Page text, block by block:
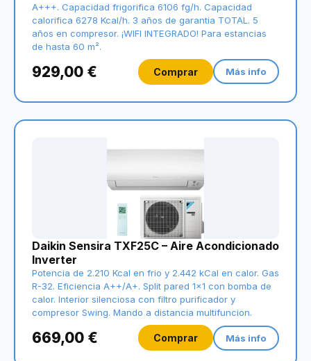
A+++. Capacidad frigorifica 6106 fg/h. Capacidad
calorifica 6278 Kcal/h. 3 años de garantia TOTAL. 5
años en compresor. ¡WIFI INTEGRADO! Para estancias
de hasta 60 m².
929,00 € Comprar Más info
Daikin Sensira TXF25C – Aire Acondicionado
Inverter
Potencia de 2.210 Kcal en frio y 2.442 kCal en calor. Gas
R-32. Eficiencia A++/A+. Split pared 1x1 con bomba de
calor. Interior silenciosa con filtro purificador y
compresor Swing. Mando a distancia multifuncion.
669,00 € Comprar Más info